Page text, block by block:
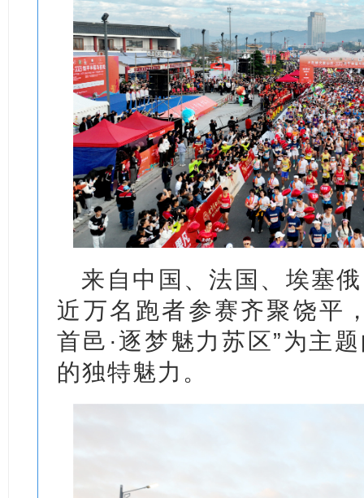
来自中国、法国、埃塞
近万名跑者参赛齐聚饶平
首邑·逐梦魅力苏区”为主
的独特魅力。